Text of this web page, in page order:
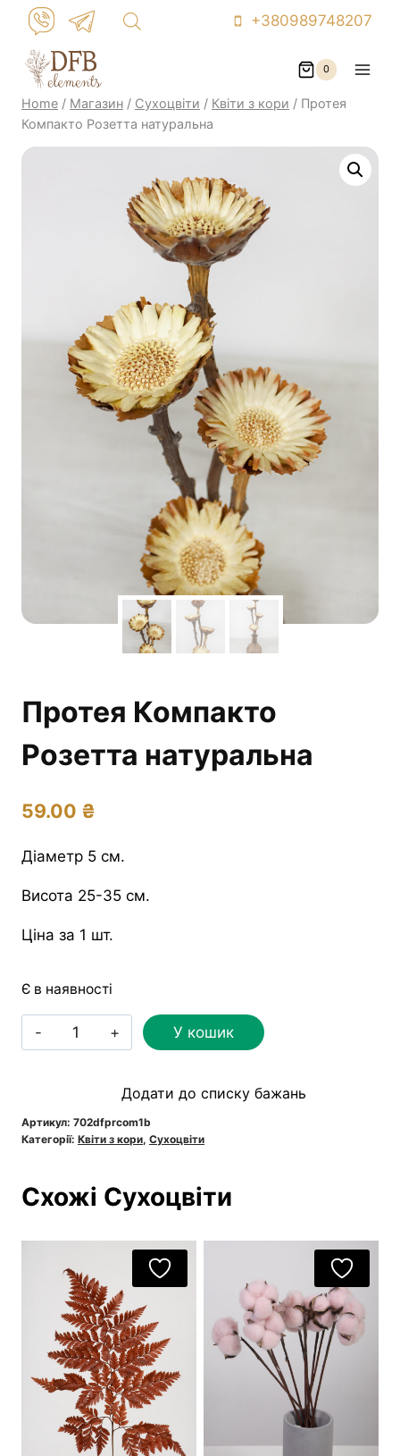
Skip
content
+380989748207
0
Home / Магазин / Сухоцвіти / Квіти з кори / Протея
Компакто Розетта натуральна
Протея Компакто
Розетта натуральна
59.00 ₴
Діаметр 5 см.
Висота 25-35 см.
Ціна за 1 шт.
Є в наявності
Протея
Компакто
натуральна
кількість
У кошик
Додати до списку бажань
Артикул: 702dfprcom1b
Категорії: Квіти з кори, Сухоцвіти
Схожі Сухоцвіти